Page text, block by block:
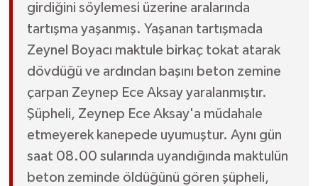
girdiğini söylemesi üzerine aralarında
tartışma yaşanmış. Yaşanan tartışmada
Zeynel Boyacı maktule birkaç tokat atarak
dövdüğü ve ardından başını beton zemine
çarpan Zeynep Ece Aksay yaralanmıştır.
Şüpheli, Zeynep Ece Aksay'a müdahale
etmeyerek kanepede uyumuştur. Aynı gün
saat 08.00 sularında uyandığında maktulün
beton zeminde öldüğünü gören şüpheli,